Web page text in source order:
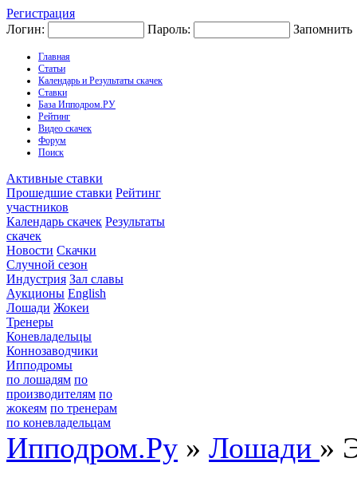
Регистрация
Логин:
Пароль: Запомнить
Главная
Статьи
Календарь и Результаты скачек
Ставки
База Ипподром.РУ
Рейтинг
Видео скачек
Форум
Поиск
Активные ставки
Прошедшие ставки Рейтинг
участников
Календарь скачек Результаты
скачек
Новости Скачки
Случной сезон
Индустрия Зал славы
Аукционы English
Лошади Жокеи
Тренеры
Коневладельцы
Коннозаводчики
Ипподромы
по лошадям по
производителям по
жокеям по тренерам
по коневладельцам
Ипподром.Ру » Лошади »